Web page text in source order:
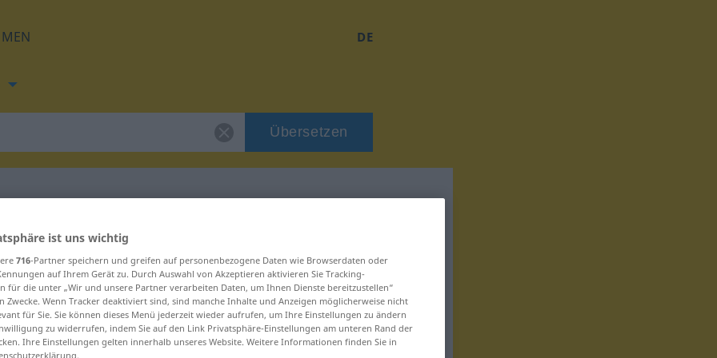
DE
Übersetzen
für "Tunisan"
ist uns wichtig
716-Partner speichern und greifen auf personenbezogene Daten wie Browserdaten oder
auf Ihrem Gerät zu. Durch Auswahl von Akzeptieren aktivieren Sie Tracking-
für die unter „Wir und unsere Partner verarbeiten Daten, um Ihnen Dienste bereitzustellen“
Zwecke. Wenn Tracker deaktiviert sind, sind manche Inhalte und Anzeigen möglicherweise nicht
für Sie. Sie können dieses Menü jederzeit wieder aufrufen, um Ihre Einstellungen zu ändern
zu widerrufen, indem Sie auf den Link Privatsphäre-Einstellungen am unteren Rand der
Ihre Einstellungen gelten innerhalb unseres Website. Weitere Informationen finden Sie in